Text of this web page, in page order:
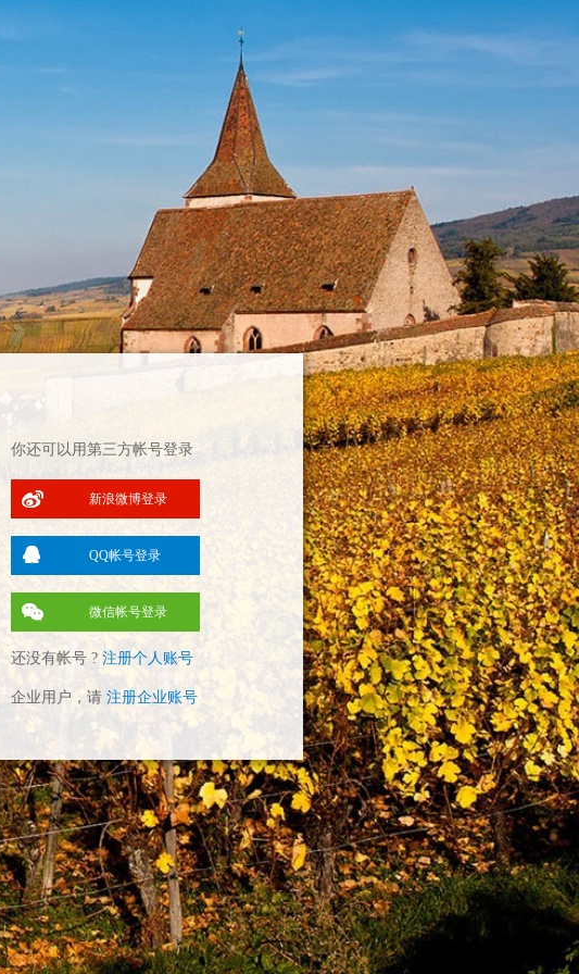
你还可以用第三方帐号登录
新浪微博登录
QQ帐号登录
微信帐号登录
还没有帐号 ? 注册个人账号
企业用户，请 注册企业账号